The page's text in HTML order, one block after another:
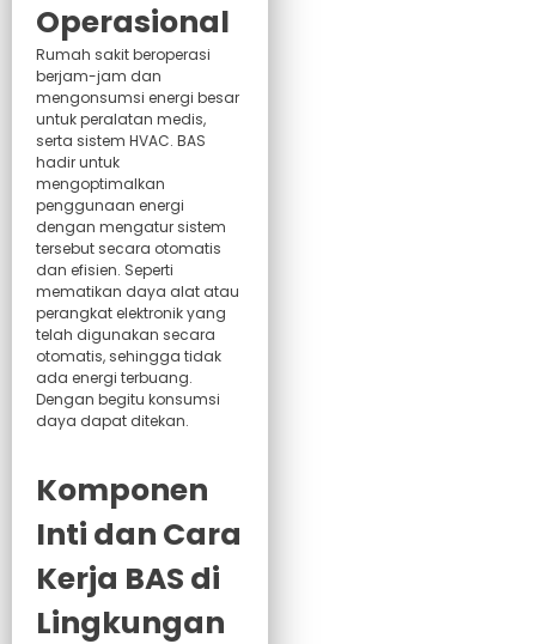
Operasional
Rumah sakit beroperasi
berjam-jam dan
mengonsumsi energi besar
untuk peralatan medis,
serta sistem HVAC. BAS
hadir untuk
mengoptimalkan
penggunaan energi
dengan mengatur sistem
tersebut secara otomatis
dan efisien. Seperti
mematikan daya alat atau
perangkat elektronik yang
telah digunakan secara
otomatis, sehingga tidak
ada energi terbuang.
Dengan begitu konsumsi
daya dapat ditekan.
Komponen
Inti dan Cara
Kerja BAS di
Lingkungan